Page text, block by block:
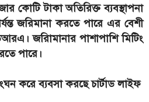
কোটি টাকা অতিরিক্ত ব্যবস্থাপনা
জরিমানা করতে পারে এর বেশী
জরিামানার পাশাপাশি মিটিং
পারে।
করে ব্যবসা করছে চার্টাড লাইফ